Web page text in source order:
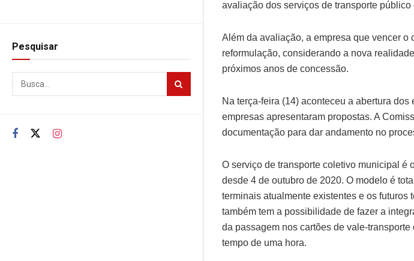
Pesquisar
avaliação dos serviços de transporte público
Além da avaliação, a empresa que vencer o
reformulação, considerando a nova
próximos anos de concessão.
Na terça-feira (14) aconteceu a abertura
empresas apresentaram propostas. A
documentação para dar andamento no
O serviço de transporte coletivo municipal é
desde 4 de outubro de 2020. O modelo é
terminais atualmente existentes e os futuros
também tem a possibilidade de fazer a
da passagem nos cartões de vale-
tempo de uma hora.